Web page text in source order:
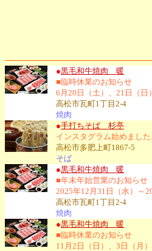
●黒毛和牛焼肉 暖
■臨時休業のお知らせ
6月20日（土）、21日（
高松市瓦町1丁目2-4
焼肉
●手打ちそば 杉亭
インスタグラム始めま
高松市多肥上町1867-5
そば
●黒毛和牛焼肉 暖
■年末年始営業のお知らせ
2025年12月31日（水）～
高松市瓦町1丁目2-4
焼肉
●黒毛和牛焼肉 暖
■臨時休業のお知らせ
11月2日（日）、3日（月